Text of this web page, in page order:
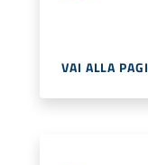
VAI ALLA